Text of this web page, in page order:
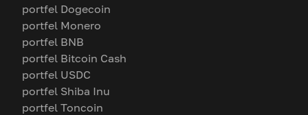
portfel Dogecoin
portfel Monero
portfel BNB
portfel Bitcoin Cash
portfel USDC
portfel Shiba Inu
portfel Toncoin